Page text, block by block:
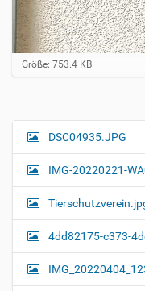
Z
e
i
l
Größe: 753.4 KB
N
v
i
g
a
t
i
DSC04935.JPG
IMG-20220221-
4dd82175-c373-